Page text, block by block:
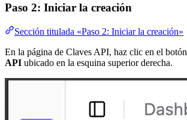
Paso 2: Iniciar la creación
Sección titulada «Paso 2: Iniciar la creación»
En la página de Claves API, haz clic en el botón
API ubicado en la esquina superior derecha.